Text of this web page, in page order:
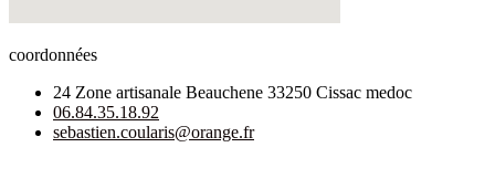
coordonnées
24 Zone artisanale Beauchene 33250 Cissac medoc
06.84.35.18.92
sebastien.coularis@orange.fr